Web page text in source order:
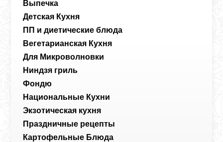
Выпечка
Детская Кухня
ПП и диетические блюда
Вегетарианская Кухня
Для Микроволновки
Ниндзя гриль
Фондю
Национальные Кухни
Экзотическая кухня
Праздничные рецепты
Картофельные Блюда